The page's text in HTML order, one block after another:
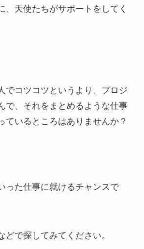
、天使たちがサポートをしてく
でコツコツというより、プロジ
で、それをまとめるような仕事
ているところはありませんか？
った仕事に就けるチャンスで
どで探してみてください。